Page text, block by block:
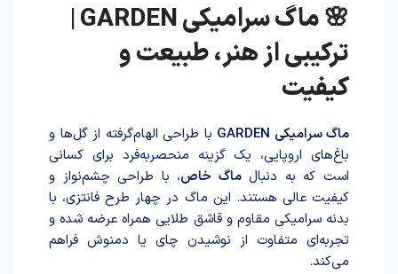
🌸 ماگ سرامیکی GARDEN |
ترکیبی از هنر، طبیعت و
کیفیت
ماگ سرامیکی GARDEN
با طراحی الهام‌گرفته از گل‌ها و
باغ‌های اروپایی، یک گزینه منحصربه‌فرد برای کسانی
است که به دنبالماگ خاص، با طراحی چشم‌نواز و
کیفیت عالی هستند. این ماگ در چهار طرح فانتزی، با
بدنه سرامیکی مقاوم و قاشق طلایی همراه عرضه شده و
تجربه‌ای متفاوت از نوشیدن چای یا دمنوش فراهم
می‌کند.